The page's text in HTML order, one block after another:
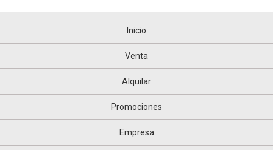
Inicio
Venta
Alquilar
Promociones
Empresa